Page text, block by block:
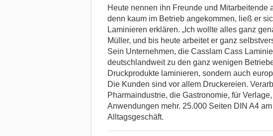
Heute nennen ihn Freunde und Mitarbeitende
denn kaum im Betrieb angekommen, ließ er
Laminieren erklären. „Ich wollte alles ganz
Müller, und bis heute arbeitet er ganz
Sein Unternehmen, die Casslam Cass
deutschlandweit zu den ganz wenigen
Druckprodukte laminieren, sondern auch
Die Kunden sind vor allem Druckereien.
Pharmaindustrie, die Gastronomie, für
Anwendungen mehr. 25.000 Seiten DIN A4
Alltagsgeschäft.